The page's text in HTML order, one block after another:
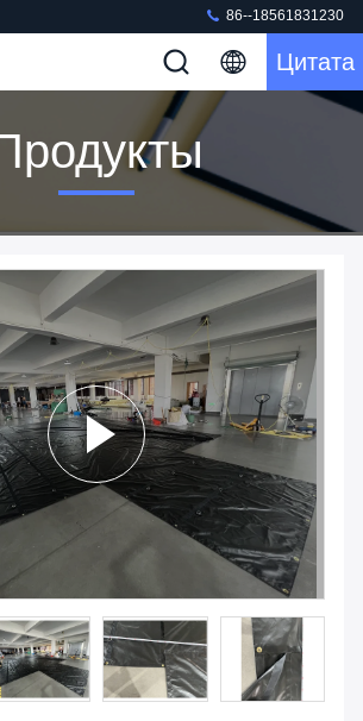
86--18561831230
Цитата